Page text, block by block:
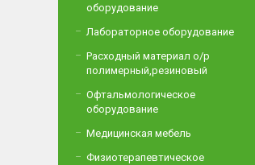
оборудование
Лабораторное оборудование
Расходный материал о/р
полимерный,резиновый
Офтальмологическое
оборудование
Медицинская мебель
Физиотерапевтическое